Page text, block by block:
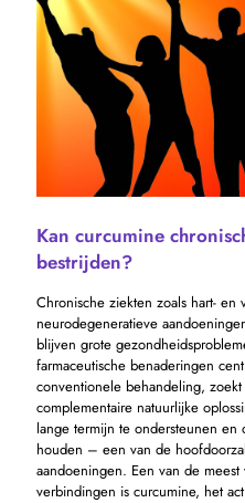
Kan curcumine
bestrijden?
Chronische ziekten zoals hart- en
neurodegeneratieve
blijven grote
farmaceutische benaderingen
conventionele behandeling,
complementaire natuurlijke
lange termijn te ondersteunen
houden – een van de
aandoeningen. Een van de
verbindingen is curcumine, het